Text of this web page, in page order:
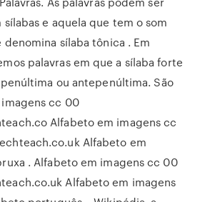
e aquela que tem o som
denomina sílaba tônica . Em
palavras em que a sílaba forte
ou antepenúltima. São
cc 00
Alfabeto em imagens cc
Alfabeto em
. Alfabeto em imagens cc 00
Alfabeto em imagens